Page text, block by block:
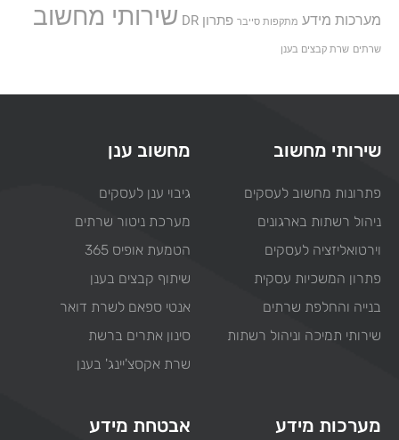
מערכות מידע מתקפות סייבר פתרון DR שירותי מחשוב
שרתים שרת קבצים בענן
שירותי מחשוב
פתרונות מחשוב לעסקים
ניהול רשתות בארגונים
וירטואליזציה לעסקים
פתרון המשכיות עסקית
בנייה והחלפת שרתים
שירותי תמיכה וניהול רשתות
מחשוב ענן
גיבוי ענן לעסקים
מערכת ניטור שרתים
הטמעת אופיס 365
שיתוף קבצים בענן
אנטי ספאם לשרת דואר
סינון אתרים ברשת
שרת אקסצ'יינג' בענן
מערכות מידע אבטחת מידע